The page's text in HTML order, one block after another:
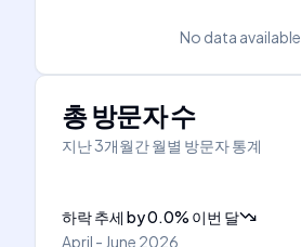
No data available.
총 방문자 수
지난 3개월간 월별 방문자 통계
하락 추세 by0.0% 이번 달
April - June 2026